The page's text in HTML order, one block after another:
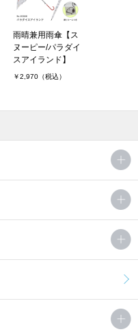
雨晴兼用雨傘【ス
ヌーピー/パラダイ
スアイランド】
￥2,970（税込）